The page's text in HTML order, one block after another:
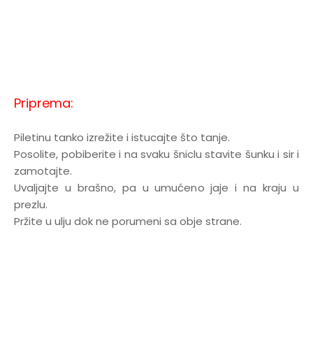
Priprema:
Piletinu tanko izrežite i istucajte što tanje.
Posolite, pobiberite i na svaku šniclu stavite šunku i sir i
zamotajte.
Uvaljajte u brašno, pa u umućeno jaje i na kraju u
prezlu.
Pržite u ulju dok ne porumeni sa obje strane.